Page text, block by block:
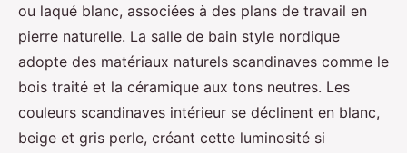
ou laqué blanc, associées à des plans de travail en
pierre naturelle. La salle de bain style nordique
adopte des matériaux naturels scandinaves comme le
bois traité et la céramique aux tons neutres. Les
couleurs scandinaves intérieur se déclinent en blanc,
beige et gris perle, créant cette luminosité si